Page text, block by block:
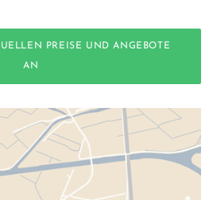
PREISE UND ANGEBOTE
AN